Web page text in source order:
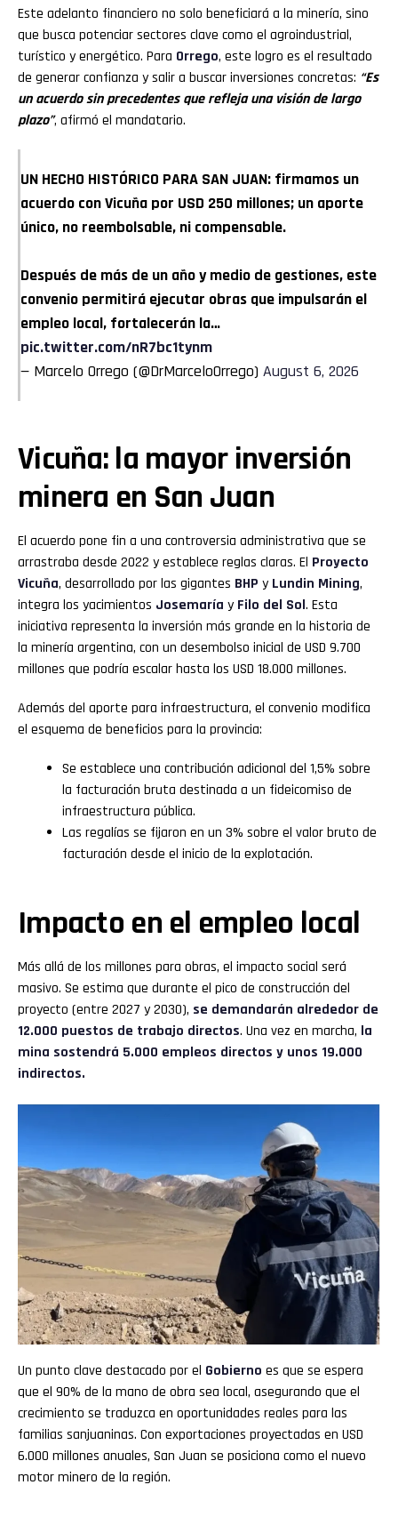
Este adelanto financiero no solo beneficiará a la minería, sino
que busca potenciar sectores clave como el agroindustrial,
turístico y energético. Para Orrego, este logro es el resultado
de generar confianza y salir a buscar inversiones concretas: “Es
un acuerdo sin precedentes que refleja una visión de largo
plazo”, afirmó el mandatario.
UN HECHO HISTÓRICO PARA SAN JUAN: firmamos un
acuerdo con Vicuña por USD 250 millones; un aporte
único, no reembolsable, ni compensable.
Después de más de un año y medio de gestiones, este
convenio permitirá ejecutar obras que impulsarán el
empleo local, fortalecerán la…
pic.twitter.com/nR7bc1tynm
— Marcelo Orrego (@DrMarceloOrrego) August 6, 2026
Vicuña: la mayor inversión
minera en San Juan
El acuerdo pone fin a una controversia administrativa que se
arrastraba desde 2022 y establece reglas claras. El Proyecto
Vicuña, desarrollado por las gigantes BHP y Lundin Mining,
integra los yacimientos Josemaría y Filo del Sol. Esta
iniciativa representa la inversión más grande en la historia de
la minería argentina, con un desembolso inicial de USD 9.700
millones que podría escalar hasta los USD 18.000 millones.
Además del aporte para infraestructura, el convenio modifica
el esquema de beneficios para la provincia:
Se establece una contribución adicional del 1,5% sobre
la facturación bruta destinada a un fideicomiso de
infraestructura pública.
Las regalías se fijaron en un 3% sobre el valor bruto de
facturación desde el inicio de la explotación.
Impacto en el empleo local
Más allá de los millones para obras, el impacto social será
masivo. Se estima que durante el pico de construcción del
proyecto (entre 2027 y 2030), se demandarán alrededor de
12.000 puestos de trabajo directos. Una vez en marcha, la
mina sostendrá 5.000 empleos directos y unos 19.000
indirectos.
Un punto clave destacado por el Gobierno es que se espera
que el 90% de la mano de obra sea local, asegurando que el
crecimiento se traduzca en oportunidades reales para las
familias sanjuaninas. Con exportaciones proyectadas en USD
6.000 millones anuales, San Juan se posiciona como el nuevo
motor minero de la región.